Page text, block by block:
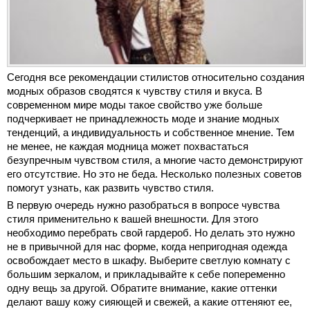
Сегодня все рекомендации стилистов относительно создания
модных образов сводятся к чувству стиля и вкуса. В
современном мире моды такое свойство уже больше
подчеркивает не принадлежность моде и знание модных
тенденций, а индивидуальность и собственное мнение. Тем
не менее, не каждая модница может похвастаться
безупречным чувством стиля, а многие часто демонстрируют
его отсутствие. Но это не беда. Несколько полезных советов
помогут узнать, как развить чувство стиля.
В первую очередь нужно разобраться в вопросе чувства
стиля применительно к вашей внешности. Для этого
необходимо перебрать свой гардероб. Но делать это нужно
не в привычной для нас форме, когда непригодная одежда
освобождает место в шкафу. Выберите светлую комнату с
большим зеркалом, и прикладывайте к себе попеременно
одну вещь за другой. Обратите внимание, какие оттенки
делают вашу кожу сияющей и свежей, а какие оттеняют ее,